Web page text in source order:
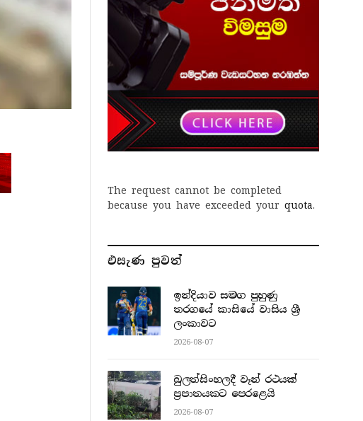
The request cannot be completed
because you have exceeded your quota.
එසැණ පුව​ත්
ඉන්දියාව සමග පුහුණු
තරගයේ කාසියේ වාසිය ශ්‍රී
ලංකාවට
2026-08-07
බුලත්සිංහලදී වෑන් රථයක්
ප්‍රපාතයකට පෙරළෙයි
2026-08-07